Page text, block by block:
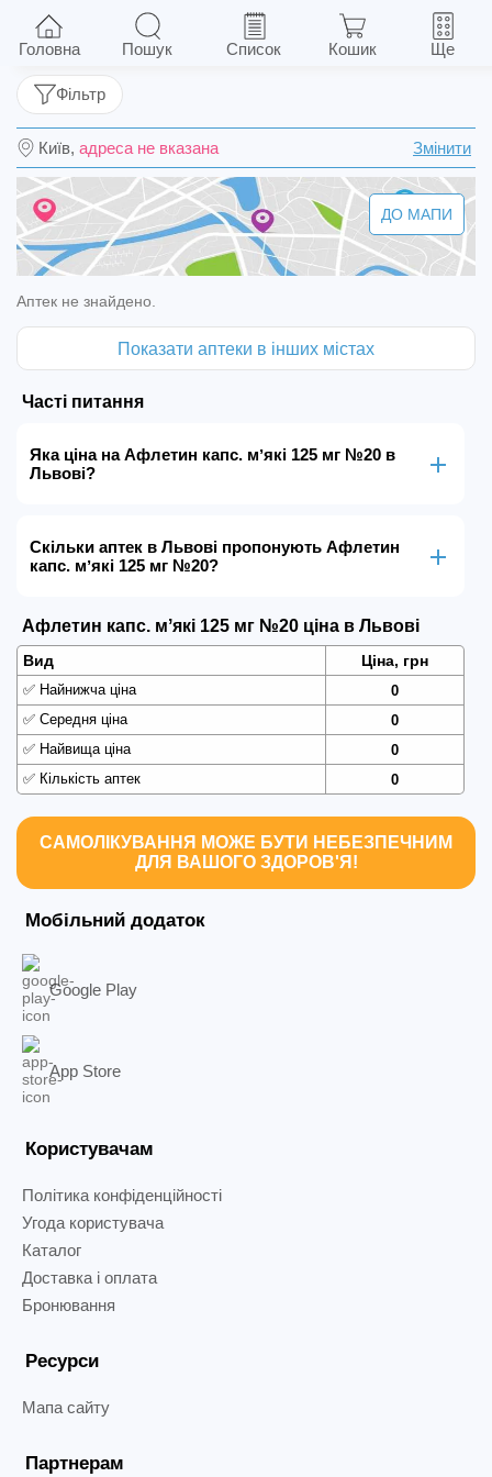
Афлетин капс. мʼякі 125 мг №20
Київ, адреса не вказана Змінити
Фільтр
ДО МАПИ
Аптек не знайдено.
Показати аптеки в інших містах
Часті питання
Яка ціна на Афлетин капс. мʼякі 125 мг №20 в
Львові?
Скільки аптек в Львові пропонують Афлетин
капс. мʼякі 125 мг №20?
Афлетин капс. мʼякі 125 мг №20 ціна в Львові
Вид Ціна, грн
✅ Найнижча ціна
0
✅ Середня ціна
0
✅ Найвища ціна
0
✅ Кількість аптек 0
САМОЛІКУВАННЯ МОЖЕ БУТИ НЕБЕЗПЕЧНИМ
ДЛЯ ВАШОГО ЗДОРОВ'Я!
Мобільний додаток
Google Play
App Store
Користувачам
Політика конфіденційності
Угода користувача
Каталог
Доставка і оплата
Бронювання
Ресурси
Мапа сайту
Партнерам
Головна Пошук Список Кошик Ще